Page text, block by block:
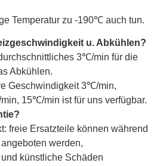
Temperatur zu -190℃ auch tun.
u. Abkühlen?
3℃/min für die
Abkühlen.
Geschwindigkeit 3℃/min,
15℃/min ist für uns verfügbar.
freie Ersatzteile können während
werden,
künstliche Schäden